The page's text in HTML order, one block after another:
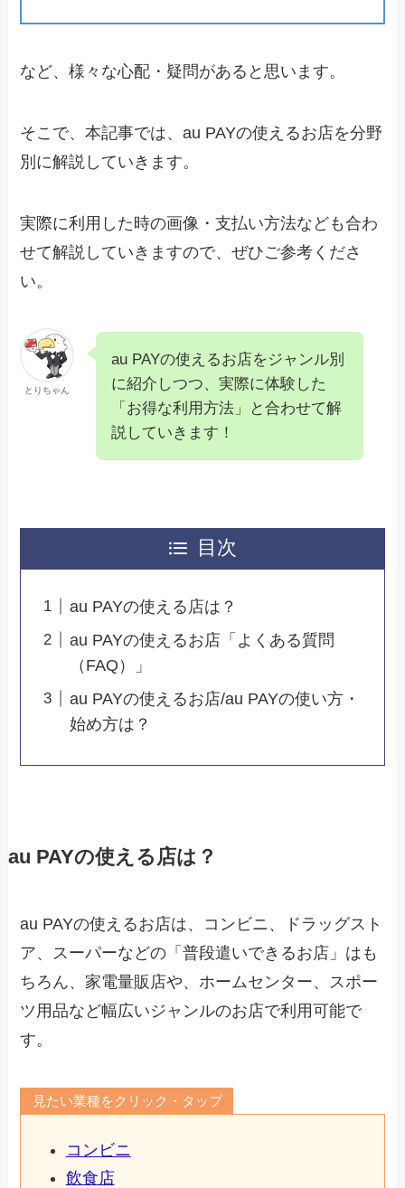
など、様々な心配・疑問があると思います。
そこで、本記事では、au PAYの使えるお店を分野
別に解説していきます。
実際に利用した時の画像・支払い方法なども合わ
せて解説していきますので、ぜひご参考くださ
い。
とりちゃん
au PAYの使えるお店をジャンル別
に紹介しつつ、実際に体験した
「お得な利用方法」と合わせて解
説していきます！
目次
au PAYの使える店は？
au PAYの使えるお店「よくある質問
（FAQ）」
au PAYの使えるお店/au PAYの使い方・
始め方は？
au PAYの使える店は？
au PAYの使えるお店は、コンビニ、ドラッグスト
ア、スーパーなどの「普段遣いできるお店」はも
ちろん、家電量販店や、ホームセンター、スポー
ツ用品など幅広いジャンルのお店で利用可能で
す。
見たい業種をクリック・タップ
コンビニ
飲食店